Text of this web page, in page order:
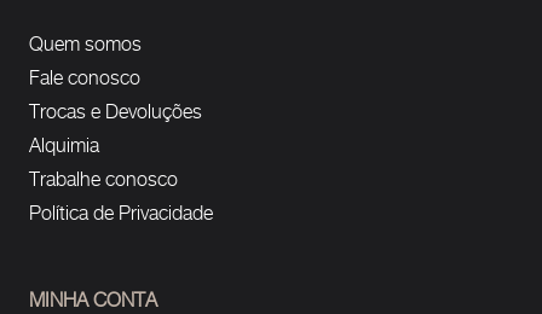
Quem somos
Fale conosco
Trocas e Devoluções
Alquimia
Trabalhe conosco
Política de Privacidade
MINHA CONTA